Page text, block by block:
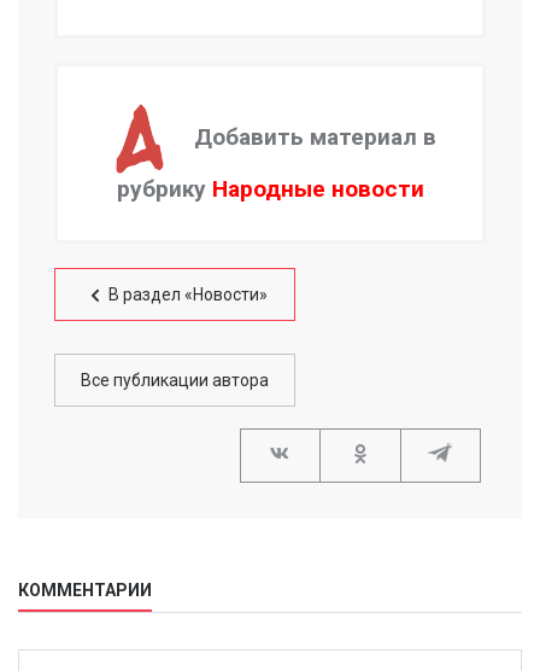
Добавить материал в
рубрику Народные новости
В раздел «Новости»
Все публикации автора
КОММЕНТАРИИ